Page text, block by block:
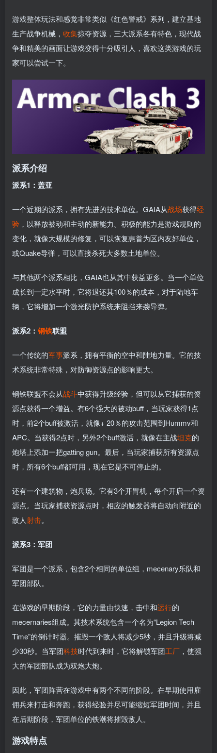
游戏整体玩法和感觉非常类似《红色警戒》系列，建立基地
生产战争机械， 收集掠夺资源，三大派系各有特色，现代战
争和精美的画面让游戏变得十分吸引人，喜欢这类游戏的玩
家可以尝试一下。
派系介绍
派系1：盖亚
一个近期的派系，拥有先进的技术单位。GAIA从战场获得经
验 ，以释放被动和主动的新能力。积极的能力是游戏规则的
变化，就像大规模的修复，可以恢复惠普为区内友好单位，
或Quake导弹，可以直接杀死大多数土地单位。
与其他两个派系相比，GAIA也从其中获益更多。当一个单位
成长到一定水平时，它将退还其100％的成本，对于陆地车
辆，它将增加一个激光防护系统来阻挡来袭导弹。
派系2： 钢铁联盟
一个传统的军事派系，拥有平衡的空中和陆地力量。它的技
术系统非常特殊，对防御资源点的影响更大。
钢铁联盟不会从战斗中获得升级经验，但可以从它捕获的资
源点获得一个增益。有6个强大的被动buff，当玩家获得1点
时，前2个buff被激活，就像+ 20％的攻击范围到Hummv和
APC。当获得2点时，另外2个buff激活，就像在主战坦克的
炮塔上添加一把gatting gun。最后，当玩家捕获所有资源点
时，所有6个buff都可用，现在它是不可停止的。
还有一个建筑物，炮兵场。它有3个开胃机，每个开启一个资
源点。当玩家捕获资源点时，相应的触发器将自动向附近的
敌人射击。
派系3：军团
军团是一个派系，包含2个相同的单位组，mecenary乐队和
军团部队。
在游戏的早期阶段，它的力量由快速，击中和运行的
mecernaries组成。其技术系统包含一个名为“Legion Tech
Time”的倒计时器。摧毁一个敌人将减少5秒，并且升级将减
少30秒。当军团科技时代到来时，它将解锁军团工厂 ，使强
大的军团部队成为双炮大炮。
因此，军团阵营在游戏中有两个不同的阶段。在早期使用雇
佣兵来打击和奔跑，获得经验并尽可能缩短军团时间，并且
在后期阶段，军团单位的铁潮将摧毁敌人。
游戏特点